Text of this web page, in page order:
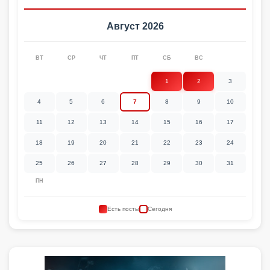
Август 2026
ПН
ВТ СР ЧТ ПТ СБ ВС
1 2 3
4 5 6 7 8 9 10
11 12 13 14 15 16 17
18 19 20 21 22 23 24
25 26 27 28 29 30 31
Есть посты Сегодня